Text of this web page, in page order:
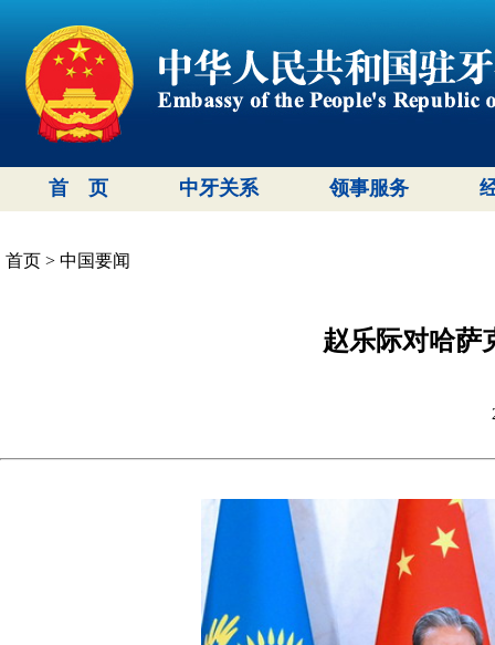
首 页 中牙关系 领事服务
首页 > 中国要闻
赵乐际对哈萨